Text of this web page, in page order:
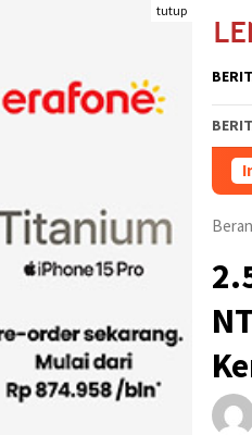
tutup
Ternak Potong